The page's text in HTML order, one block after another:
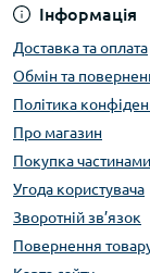
Інформація
Доставка та оплата
Обмін та
Політика
Про магазин
Покупка частинами
Угода користувача
Зворотній зв’язок
Повернення